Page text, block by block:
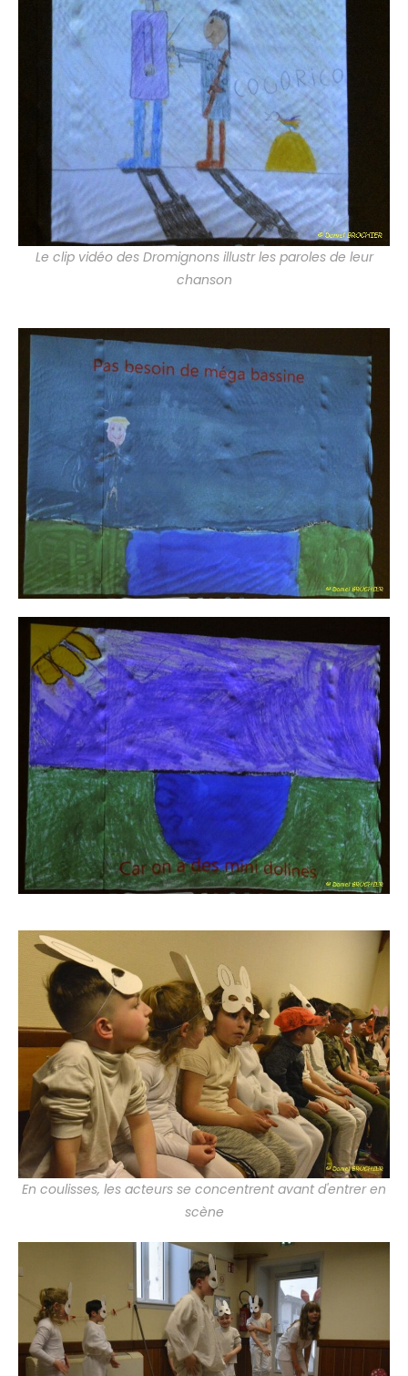
Le clip vidéo des Dromignons illustr les paroles de leur
chanson
En coulisses, les acteurs se concentrent avant d'entrer en
scène